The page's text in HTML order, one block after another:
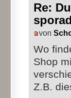
Re:
von
Wo
Shop
Z.B.